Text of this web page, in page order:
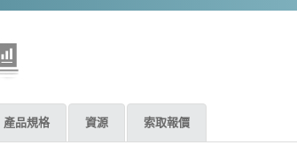
產品規格 資源 索取報價